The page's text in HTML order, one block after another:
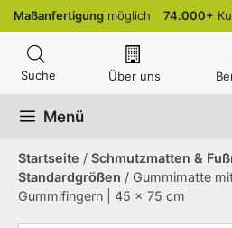
Zum
Inhalt
springen
Maßanfertigung möglich 74.000+
Über uns
Menü
Startseite / Schmutzmatten &
Standardgrößen / Gummimatte
Gummifingern | 45 x 75 cm